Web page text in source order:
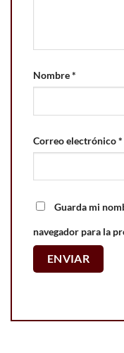
Nombre*
Correo electrónico*
Guarda mi
navegador para la